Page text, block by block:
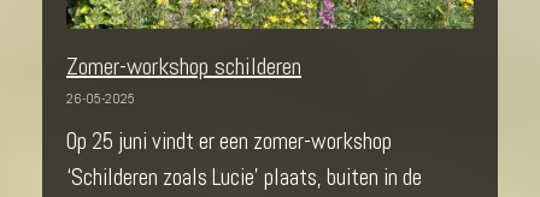
Zomer-workshop schilderen
26-05-2025
Op 25 juni vindt er een zomer-workshop
‘Schilderen zoals Lucie’ plaats, buiten in de